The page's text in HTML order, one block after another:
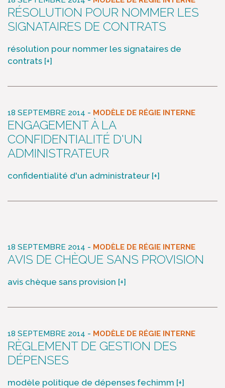
RÉSOLUTION POUR NOMMER LES
SIGNATAIRES DE CONTRATS
résolution pour nommer les signataires de
contrats [+]
18 SEPTEMBRE 2014 - MODÈLE DE RÉGIE INTERNE
ENGAGEMENT À LA
CONFIDENTIALITÉ D'UN
ADMINISTRATEUR
confidentialité d'un administrateur [+]
18 SEPTEMBRE 2014 - MODÈLE DE RÉGIE INTERNE
AVIS DE CHÈQUE SANS PROVISION
avis chèque sans provision [+]
18 SEPTEMBRE 2014 - MODÈLE DE RÉGIE INTERNE
RÈGLEMENT DE GESTION DES
DÉPENSES
modèle politique de dépenses fechimm [+]